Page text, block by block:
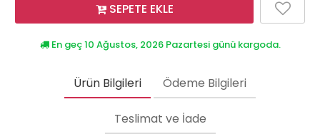
SEPETE EKLE
En geç 10 Ağustos, 2026 Pazartesi günü kargoda.
Ürün Bilgileri Ödeme Bilgileri
Teslimat ve İade